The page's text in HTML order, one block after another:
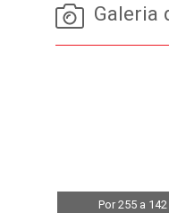
Galeria
Por 255 a